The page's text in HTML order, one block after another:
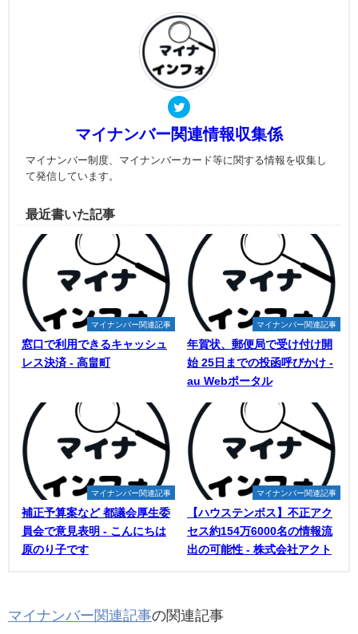
マイナンバー関連情報収集係
マイナンバー制度、マイナンバーカード等に関する情報を収集し
て発信しています。
最近書いた記事
マイナンバー関連記事
窓口で利用できるキャッシュ
レス決済 - 高畠町
マイナンバー関連記事
年賀状、郵便局で受け付け開
始 25日までの投函呼びかけ -
au Webポータル
マイナンバー関連記事
補正予算案など 都議会厚生委
員会で意見表明 - こんにちは
原のり子です
マイナンバー関連記事
【ハウステンボス】不正アク
セス約154万6000名の情報流
出の可能性 - 株式会社アクト
マイナンバー関連記事の関連記事